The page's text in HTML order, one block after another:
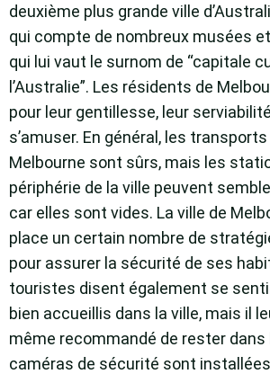
deuxième plus grande ville
qui compte de nombreux musées
qui lui vaut le surnom de “capitale
l’Australie”. Les résidents de
pour leur gentillesse, leur
s’amuser. En général, les
Melbourne sont sûrs, mais les
périphérie de la ville peuvent
car elles sont vides. La ville de
place un certain nombre de
pour assurer la sécurité de ses
touristes disent également se
bien accueillis dans la ville, mais il
même recommandé de rester dans
caméras de sécurité sont